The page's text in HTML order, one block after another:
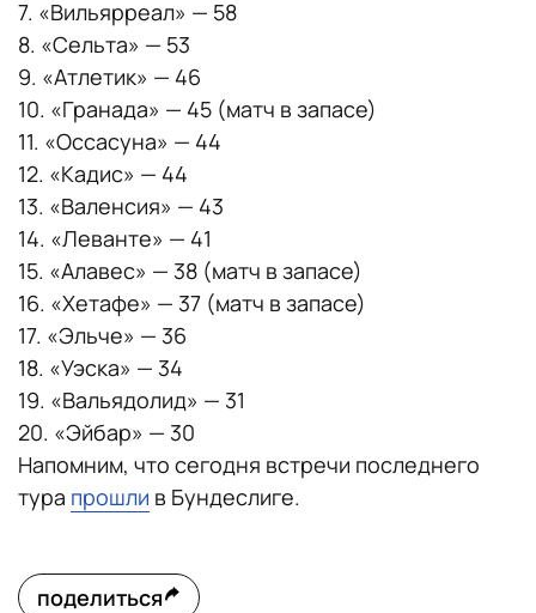
7. «Вильярреал» — 58
8. «Сельта» — 53
9. «Атлетик» — 46
10. «Гранада» — 45 (матч в запасе)
11. «Оссасуна» — 44
12. «Кадис» — 44
13. «Валенсия» — 43
14. «Леванте» — 41
15. «Алавес» — 38 (матч в запасе)
16. «Хетафе» — 37 (матч в запасе)
17. «Эльче» — 36
18. «Уэска» — 34
19. «Вальядолид» — 31
20. «Эйбар» — 30
Напомним, что сегодня встречи последнего
тура прошли в Бундеслиге.
поделиться